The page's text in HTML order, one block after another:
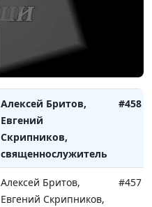
священнослужитель
Евгений Скрипников,
священнослужитель
Алексей Бритов,
Евгений
Скрипников,
священнослужитель
#458
Алексей Бритов,
Евгений Скрипников,
#457